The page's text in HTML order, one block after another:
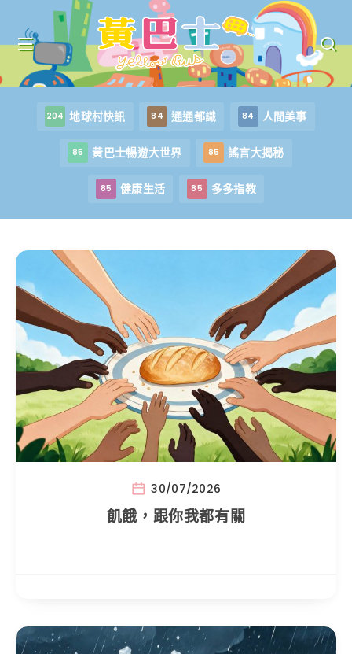
204 地球村快訊 84 通通都識 84 人間美事
85 黃巴士暢遊大世界 85 謠言大揭秘
85 健康生活 85 多多指教
30/07/2026
飢餓，跟你我都有關